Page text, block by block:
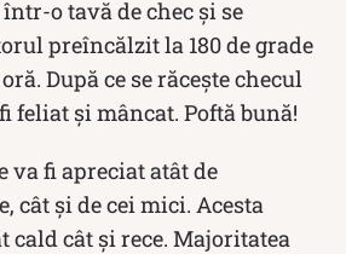
o tavă de chec și se
preîncălzit la 180 de grade
După ce se răcește checul
feliat și mâncat. Poftă bună!
va fi apreciat atât de
cât și de cei mici. Acesta
cald cât și rece. Majoritatea